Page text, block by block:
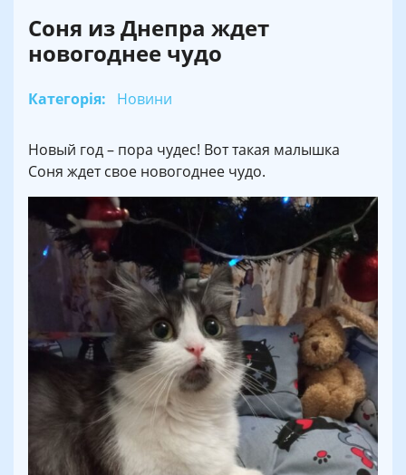
Соня из Днепра ждет
новогоднее чудо
Категорія: Новини
Новый год – пора чудес! Вот такая малышка
Соня ждет свое новогоднее чудо.